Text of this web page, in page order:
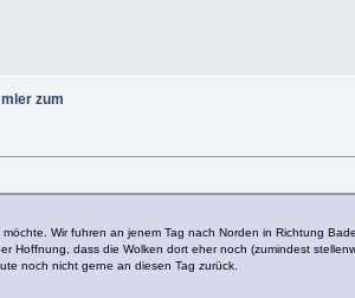
zum
Wir fuhren an jenem Tag nach Norden in Richtung
Hoffnung, dass die Wolken dort eher noch (zumindest
noch nicht gerne an diesen Tag zurück.